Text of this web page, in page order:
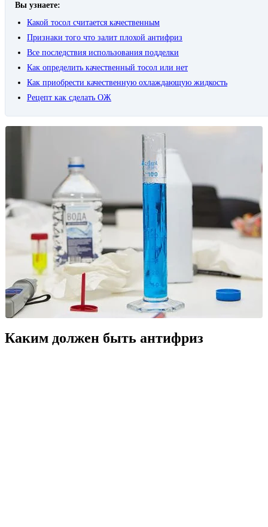
Вы узнаете:
Какой тосол считается качественным
Признаки того что залит плохой антифриз
Все последствия использования подделки
Как определить качественный тосол или нет
Как приобрести качественную охлаждающую жидкость
Рецепт как сделать ОЖ
Каким должен быть антифриз